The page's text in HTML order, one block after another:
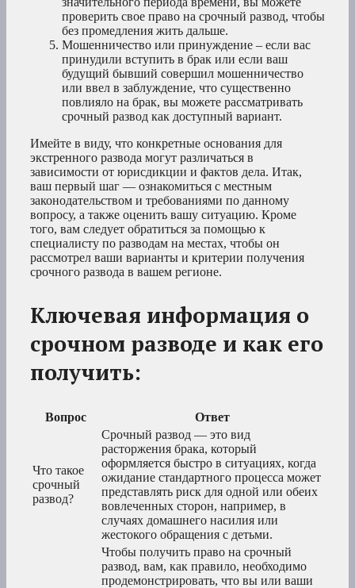
проверить свое право на срочный развод, чтобы
без промедления жить дальше.
Мошенничество или принуждение – если вас
принудили вступить в брак или если ваш
будущий бывший совершил мошенничество
или ввел в заблуждение, что существенно
повлияло на брак, вы можете рассматривать
срочный развод как доступный вариант.
Имейте в виду, что конкретные основания для
экстренного развода могут различаться в
зависимости от юрисдикции и фактов дела. Итак,
ваш первый шаг — ознакомиться с местным
законодательством и требованиями по данному
вопросу, а также оценить вашу ситуацию. Кроме
того, вам следует обратиться за помощью к
специалисту по разводам на местах, чтобы он
рассмотрел ваши варианты и критерии получения
срочного развода в вашем регионе.
Ключевая информация о
срочном разводе и как его
получить:
Вопрос Ответ
Что такое
срочный
развод?
Срочный развод — это вид
расторжения брака, который
оформляется быстро в ситуациях, когда
ожидание стандартного процесса может
представлять риск для одной или обеих
вовлеченных сторон, например, в
случаях домашнего насилия или
жестокого обращения с детьми.
Чтобы получить право на срочный
развод, вам, как правило, необходимо
продемонстрировать, что вы или ваши